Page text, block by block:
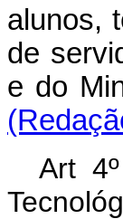
alunos,
de
e do
Art